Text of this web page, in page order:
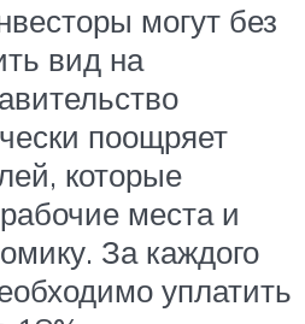
могут без
вид на
поощряет
которые
места и
За каждого
уплатить